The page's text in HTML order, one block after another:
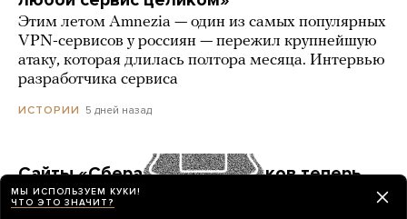
Этим летом Amnezia — один из самых популярных
VPN-сервисов у россиян — пережил крупнейшую
атаку, которая длилась полтора месяца. Интервью
разработчика сервиса
ИСТОРИИ 5 дней назад
Сайты «Сбера» и других банков теперь
можно открыть только в российских
МЫ ИСПОЛЬЗУЕМ КУКИ!
ЧТО ЭТО ЗНАЧИТ?